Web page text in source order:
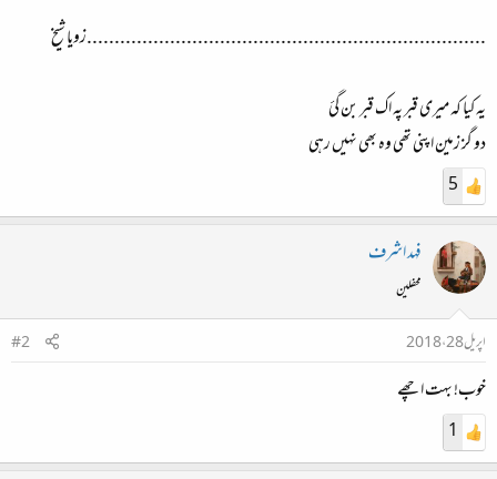
........................................................................زویا شیخ
یہ کیا کہ میری قبر پہ اک قبر بن گئ
دو گز زمین اپنی تھی وہ بھی نہیں رہی
5
فہد اشرف
محفلین
اپریل 28، 2018
#2
خوب! بہت اچھے
1